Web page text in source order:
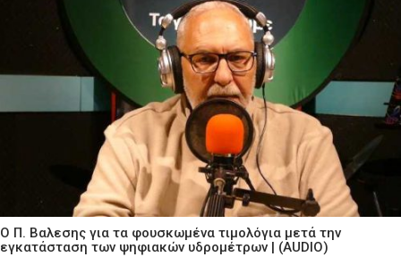
Ο Π. Βαλεσης για τα φουσκωμένα τιμολόγια μετά την
εγκατάσταση των ψηφιακών υδρομέτρων | (AUDIO)